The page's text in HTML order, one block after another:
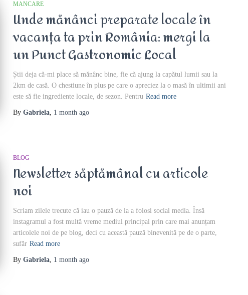
MANCARE
Unde mănânci preparate locale în
vacanța ta prin România: mergi la
un Punct Gastronomic Local
Știi deja că-mi place să mănânc bine, fie că ajung la capătul lumii sau la
2km de casă. O chestiune în plus pe care o apreciez la o masă în ultimii ani
este să fie ingrediente locale, de sezon. Pentru Read more
By Gabriela, 1 month ago
BLOG
Newsletter săptămânal cu articole
noi
Scriam zilele trecute că iau o pauză de la a folosi social media. Însă
instagramul a fost multă vreme mediul principal prin care mai anunțam
articolele noi de pe blog, deci cu această pauză binevenită pe de o parte,
sufăr Read more
By Gabriela, 1 month ago